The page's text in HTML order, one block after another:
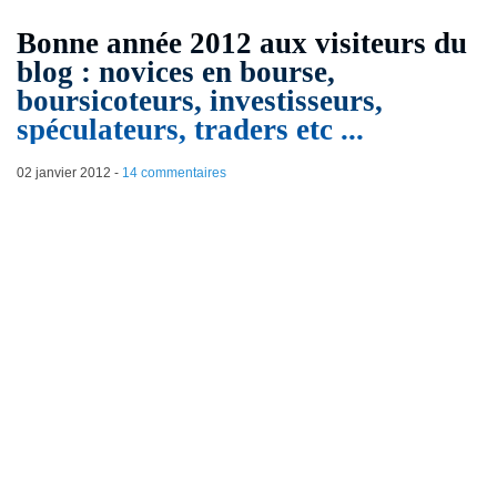
Bonne année 2012 aux visiteurs du
blog : novices en bourse,
boursicoteurs, investisseurs,
spéculateurs, traders etc ...
02 janvier 2012 - 14 commentaires